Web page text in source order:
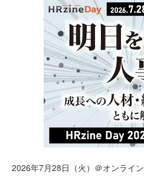
2026年7月28日（火）＠オンライン